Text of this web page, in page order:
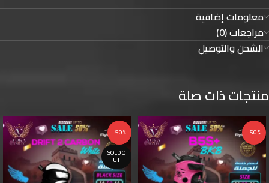
معلومات إضافية
مراجعات (0)
الشحن والتوصيل
منتجات ذات صلة
-50%
-50%
SOLD O
UT